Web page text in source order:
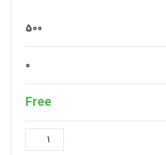
500
0
Free